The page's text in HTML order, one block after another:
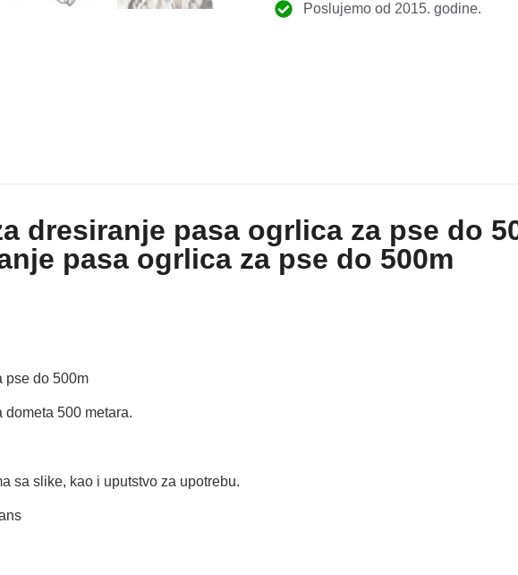
Poslujemo od 2015. godine.
dresiranje pasa ogrlica za pse do
pasa ogrlica za pse do 500m
pse do 500m
500 metara.
sa slike, kao i uputstvo za upotrebu.